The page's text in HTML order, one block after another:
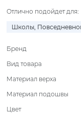
Отлично подойдет для:
Школы,
Бренд
Вид товара
Материал верха
Материал подошвы
Цвет